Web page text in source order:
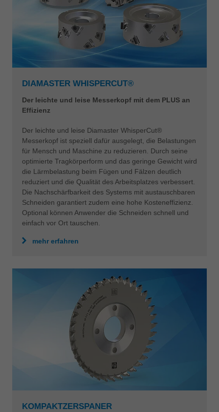
DIAMASTER WHISPERCUT®
Der leichte und leise Messerkopf mit dem PLUS an
Effizienz
Der leichte und leise Diamaster WhisperCut®
Messerkopf ist speziell dafür ausgelegt, die Belastungen
für Mensch und Maschine zu reduzieren. Durch seine
optimierte Tragkörperform und das geringe Gewicht wird
die Lärmbelastung beim Fügen und Fälzen deutlich
reduziert und die Qualität des Arbeitsplatzes verbessert.
Die Nachschärfbarkeit des Systems mit austauschbaren
Schneiden garantiert zudem eine hohe Kosteneffizienz.
Optional können Anwender die Schneiden schnell und
einfach vor Ort tauschen.
mehr erfahren
KOMPAKTZERSPANER